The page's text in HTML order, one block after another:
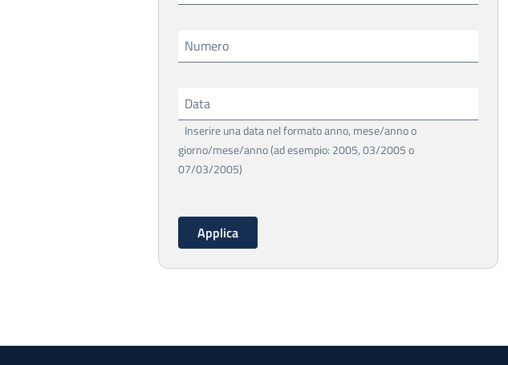
Numero
Data
Inserire una data nel formato anno, mese/anno o
giorno/mese/anno (ad esempio: 2005, 03/2005 o
07/03/2005)